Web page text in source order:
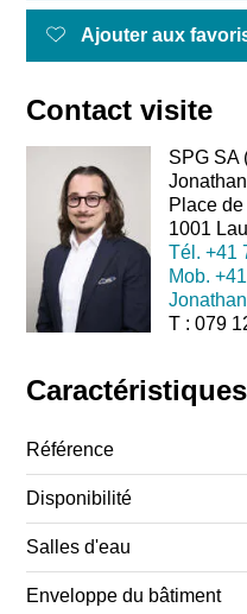
Ajouter aux
Contact visite
SPG SA
Place
1001
Tél. +41
Mob.
T : 079
Caractéristiques
Référence
Disponibilité
Salles d'eau
Enveloppe du bâtiment